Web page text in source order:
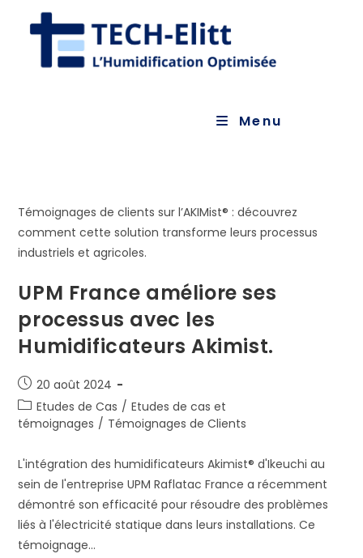
Menu
Témoignages de clients sur l’AKIMist® : découvrez
comment cette solution transforme leurs processus
industriels et agricoles.
UPM France améliore ses
processus avec les
Humidificateurs Akimist.
Publication
publiée :
20 août 2024
Post
category:
Etudes de Cas / Etudes de cas et
témoignages / Témoignages de Clients
L'intégration des humidificateurs Akimist® d'Ikeuchi au
sein de l'entreprise UPM Raflatac France a récemment
démontré son efficacité pour résoudre des problèmes
liés à l'électricité statique dans leurs installations. Ce
témoignage…